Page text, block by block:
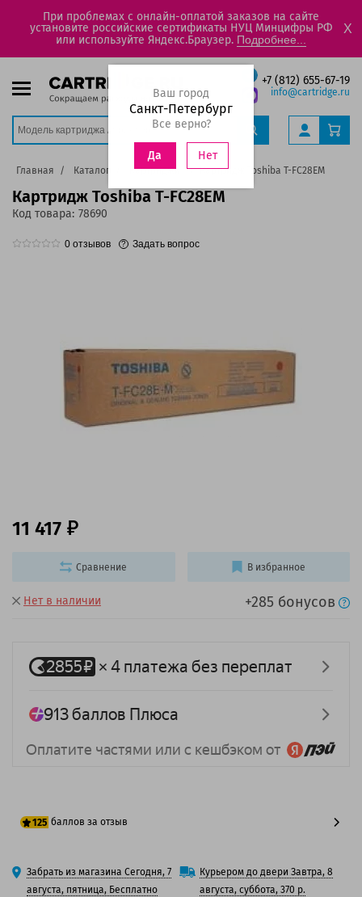
При проблемах с онлайн-оплатой заказов на сайте
установите российские сертификаты НУЦ Минцифры РФ
или используйте Яндекс.Браузер. Подробнее...
X
+7 (812) 655-67-19
info@cartridge.ru
Ваш город
Санкт-Петербург
Все верно?
Да Нет
Главная Каталог Картриджи Картридж Toshiba T-FC28EM
Картридж Toshiba T-FC28EM
Код товара: 78690
0 отзывов Задать вопрос
Нет в наличии +285 бонусов
11 417
125 баллов за отзыв
100 баллов
125 баллов
Забрать из магазина Сегодня, 7
августа, пятница, Бесплатно
Курьером до двери Завтра, 8
августа, суббота, 370 р.
Сравнение В избранное